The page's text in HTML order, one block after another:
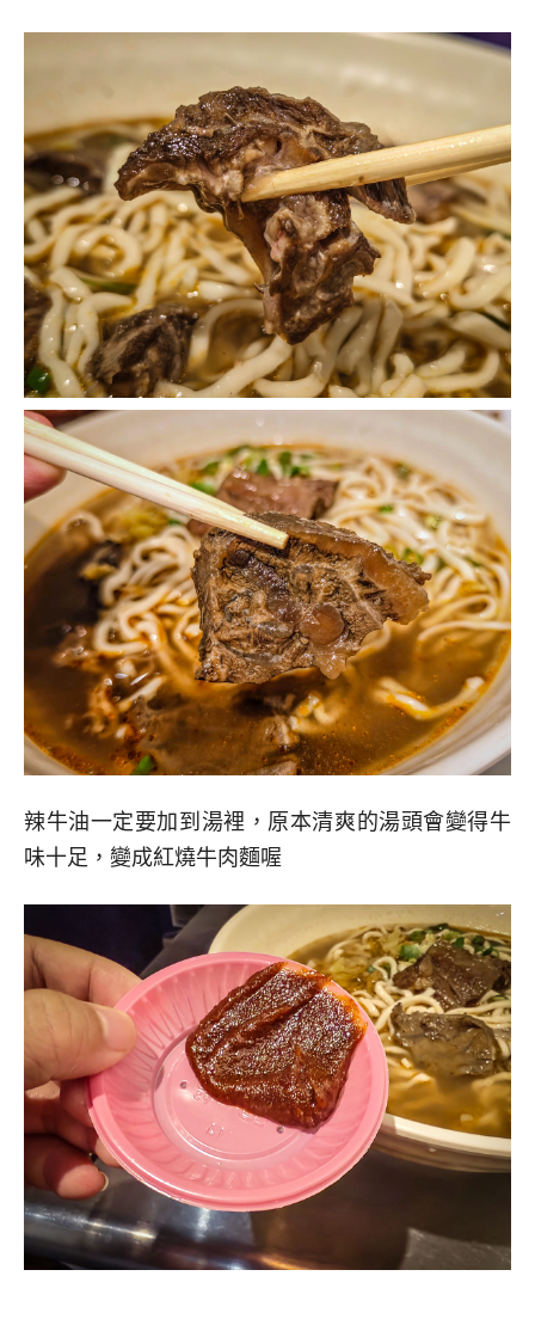
辣牛油一定要加到湯裡，原本清爽的湯頭會變得牛
味十足，變成紅燒牛肉麵喔